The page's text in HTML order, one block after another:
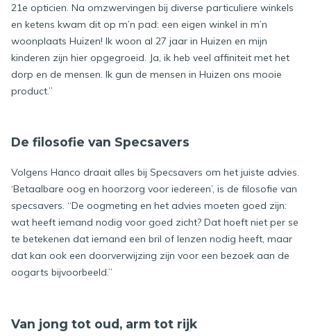
21e opticien. Na omzwervingen bij diverse particuliere winkels
en ketens kwam dit op m’n pad: een eigen winkel in m’n
woonplaats Huizen! Ik woon al 27 jaar in Huizen en mijn
kinderen zijn hier opgegroeid. Ja, ik heb veel affiniteit met het
dorp en de mensen. Ik gun de mensen in Huizen ons mooie
product.”
De filosofie van Specsavers
Volgens Hanco draait alles bij Specsavers om het juiste advies.
‘Betaalbare oog en hoorzorg voor iedereen’, is de filosofie van
specsavers. “De oogmeting en het advies moeten goed zijn:
wat heeft iemand nodig voor goed zicht? Dat hoeft niet per se
te betekenen dat iemand een bril of lenzen nodig heeft, maar
dat kan ook een doorverwijzing zijn voor een bezoek aan de
oogarts bijvoorbeeld.”
Van jong tot oud, arm tot rijk